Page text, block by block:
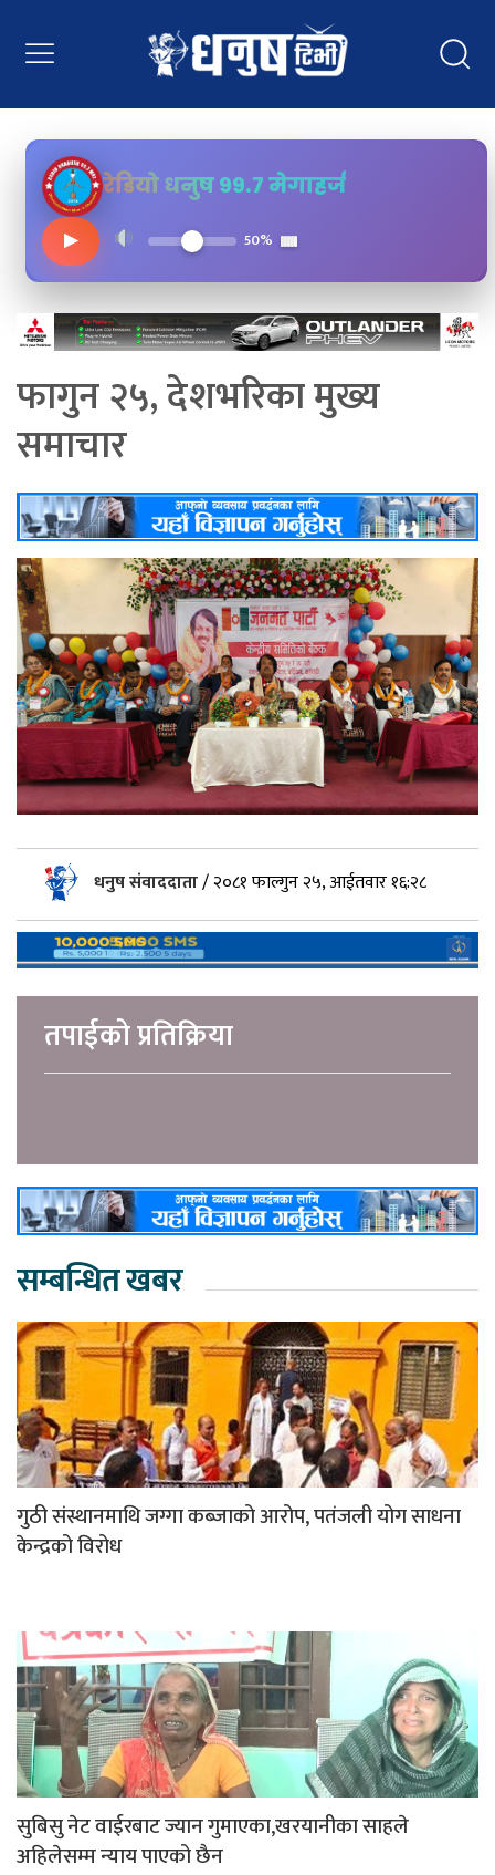
रेडियो धनुष ९९.७ मेगाहर्ज
▶
50%
फागुन २५, देशभरिका मुख्य
समाचार
धनुष संवाददाता/२०८१ फाल्गुन २५, आईतवार १६:२८
तपाईको प्रतिक्रिया
सम्बन्धित खबर
गुठी संस्थानमाथि जग्गा कब्जाको आरोप, पतंजली योग साधना
केन्द्रको विरोध
सुबिसु नेट वाईरबाट ज्यान गुमाएका,खरयानीका साहले
अहिलेसम्म न्याय पाएको छैन